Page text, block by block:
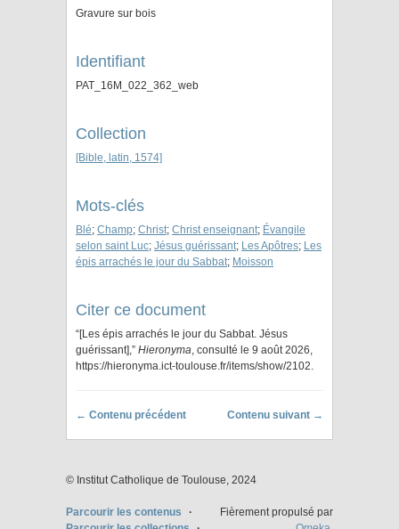
Gravure sur bois
Identifiant
PAT_16M_022_362_web
Collection
[Bible, latin, 1574]
Mots-clés
Blé; Champ; Christ; Christ enseignant; Évangile
selon saint Luc; Jésus guérissant; Les Apôtres; Les
épis arrachés le jour du Sabbat; Moisson
Citer ce document
“[Les épis arrachés le jour du Sabbat. Jésus
guérissant],” Hieronyma, consulté le 9 août 2026,
https://hieronyma.ict-toulouse.fr/items/show/2102.
← Contenu précédent Contenu suivant →
© Institut Catholique de Toulouse, 2024
Parcourir les contenus
Fièrement propulsé par